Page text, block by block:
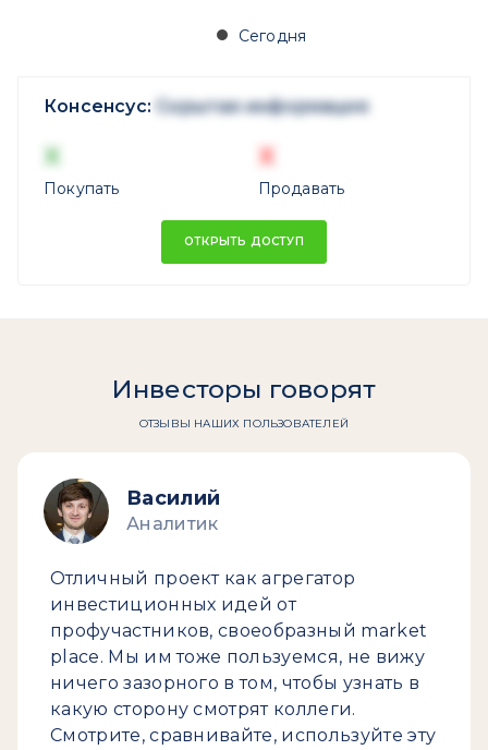
Сегодня
Консенсус: Скрытая информация
X
Покупать
X
Продавать
ОТКРЫТЬ ДОСТУП
Инвесторы говорят
ОТЗЫВЫ НАШИХ ПОЛЬЗОВАТЕЛЕЙ
Василий
Аналитик
Отличный проект как агрегатор
инвестиционных идей от
профучастников, своеобразный market
place. Мы им тоже пользуемся, не вижу
ничего зазорного в том, чтобы узнать в
какую сторону смотрят коллеги.
Смотрите, сравнивайте, используйте эту